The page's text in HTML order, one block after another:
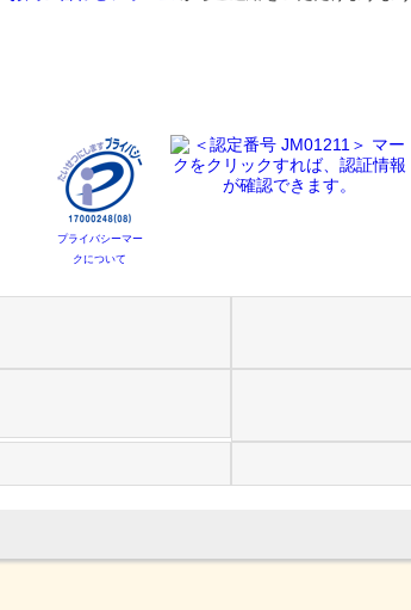
プライバシーマー
クについて